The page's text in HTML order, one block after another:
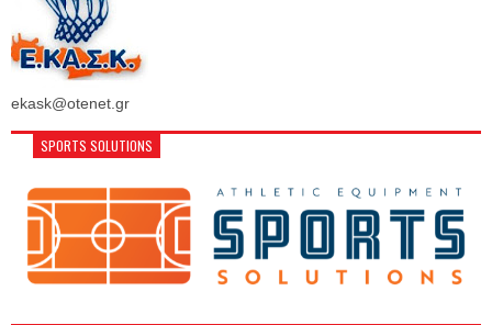
ekask@otenet.gr
SPORTS SOLUTIONS